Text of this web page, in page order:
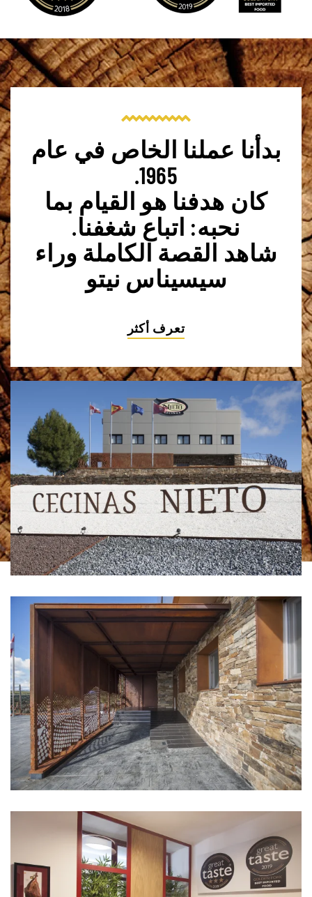
بدأنا عملنا الخاص في عام
1965.
كان هدفنا هو القيام بما
نحبه: اتباع شغفنا.
شاهد القصة الكاملة وراء
سيسيناس نيتو
تعرف أكثر